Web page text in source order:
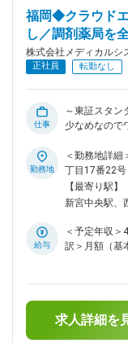
ムを牽引する
働きやすい環
フバランスを
に応じて可能
産休・育休
介護事業等、
の健康を支え
かな医療・サ
では全国472
道府県で約
福岡◆クラウド
し／調剤薬局を
株式会社メディカルシ
正社員 転勤なし
仕事
～東証スタン
少なめなのでワー
おいて、クラ
現在システム
増加を見据
的な業務とし
す。 ■組織構成： システム本部は59名で構成されており、年
齢も20代～50代
いただくことも可能です。 ■
の購入や研修
の就業環境をサ
徴： 当社は
勤務地
＜勤務地詳
丁目17番22
【最寄り駅】
新宮中央駅、
給与
＜予定年収
訳＞月額（基
支給）賃金
する可能性が
求人詳細を